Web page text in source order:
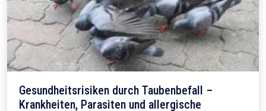
Gesundheitsrisiken durch Taubenbefall –
Krankheiten, Parasiten und allergische